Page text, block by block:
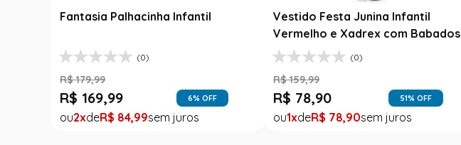
Fantasia Palhacinha Infantil
(0)
R$ 179,99
R$ 169,99 6% OFF
2 R$ 84,99
Vestido Festa Junina Infantil
Vermelho e Xadrex com Babados
(0)
R$ 159,99
R$ 78,90 51% OFF
1 R$ 78,90